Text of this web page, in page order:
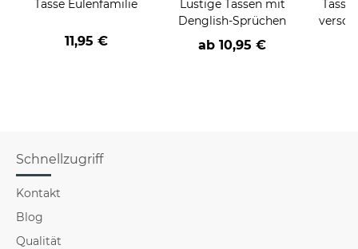
Tasse Eulenfamilie
11,95 €
Lustige Tassen mit
Denglish-Sprüchen
ab 10,95 €
Tasse
Schnellzugriff
Kontakt
Blog
Qualität